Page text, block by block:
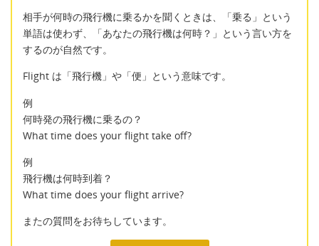
相手が何時の飛行機に乗るかを聞くときは、「乗る」という
単語は使わず、「あなたの飛行機は何時？」という言い方を
するのが自然です。
Flight は「飛行機」や「便」という意味です。
例
何時発の飛行機に乗るの？
What time does your flight take off?
例
飛行機は何時到着？
What time does your flight arrive?
またの質問をお待ちしています。